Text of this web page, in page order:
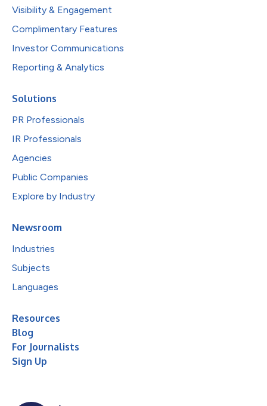
Visibility & Engagement
Complimentary Features
Investor Communications
Reporting & Analytics
Solutions
PR Professionals
IR Professionals
Agencies
Public Companies
Explore by Industry
Newsroom
Industries
Subjects
Languages
Resources
Blog
For Journalists
Sign Up